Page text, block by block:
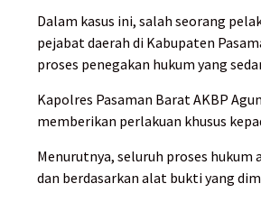
Dalam kasus ini, salah seorang
pejabat daerah di Kabupaten
proses penegakan hukum yang
Kapolres Pasaman Barat AKBP
memberikan perlakuan khusus
Menurutnya, seluruh proses
dan berdasarkan alat bukti yang